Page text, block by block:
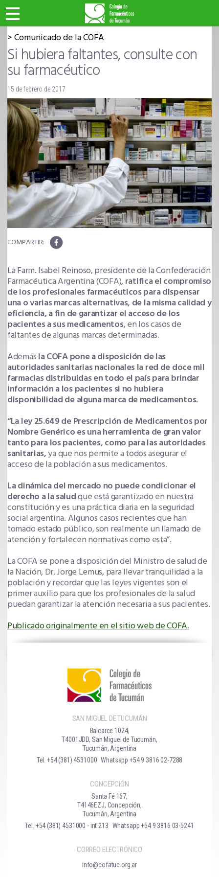
Etiquetados: "comunidad"
SECRETARÍA GENERAL
Comunicado de la COFA
Si hubiera faltantes, consulte con
su farmacéutico
15 de febrero de 2017
La Farm. Isabel Reinoso, presidente de la Confederación
Farmacéutica Argentina (COFA), ratifica el compromiso
de los profesionales farmacéuticos para dispensar
una o varias marcas alternativas, de la misma calidad y
eficiencia, a fin de garantizar el acceso de los
pacientes a sus medicamentos, en los casos de
faltantes de algunas marcas determinadas.
Ademásla COFA pone a disposición de las
autoridades sanitarias nacionales la red de doce mil
farmacias distribuidas en todo el país para brindar
información a los pacientes si no hubiera
disponibilidad de alguna marca de medicamentos.
“La ley 25.649 de Prescripción de Medicamentos por
Nombre Genérico es una herramienta de gran valor
tanto para los pacientes, como para las autoridades
sanitarias,ya que nos permite a todos asegurar el
acceso de la población a sus medicamentos.
La dinámica del mercado no puede condicionar el
derecho a la saludque está garantizado en nuestra
constitución y es una práctica diaria en la seguridad
social argentina. Algunos casos recientes que han
tomado estado público, son realmente un llamado de
atención y fortalecen normativas como esta”.
La COFA se pone a disposición del Ministro de salud de
la Nación, Dr. Jorge Lemus, para llevar tranquilidad a la
población y recordar que las leyes vigentes son el
primer auxilio para que los profesionales de la salud
puedan garantizar la atención necesaria a sus pacientes.
Publicado originalmente en el sitio web de COFA.
SAN MIGUEL DE TUCUMÁN
Balcarce 1024,
T4001JDD, San Miguel de Tucumán,
Tucumán, Argentina
Tel. +54 (381) 4531000 Whatsapp +54 9 3816 02-7288
CONCEPCIÓN
Santa Fé 167,
T4146EZJ, Concepción,
Tucumán, Argentina
Tel. +54 (381) 4531000 - int 213 Whatsapp +54 9 3816 03-5241
CORREO ELECTRÓNICO
info@cofatuc.org.ar